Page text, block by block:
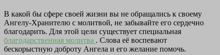
В какой бы сфере своей жизни вы не обращались к своему
Ангелу-Хранителю с молитвой, не забывайте его сердечно
благодарить. Для этой цели существует специальная
благодарственная молитва . Слова её воспевают
бескорыстную доброту Ангела и его желание помочь.